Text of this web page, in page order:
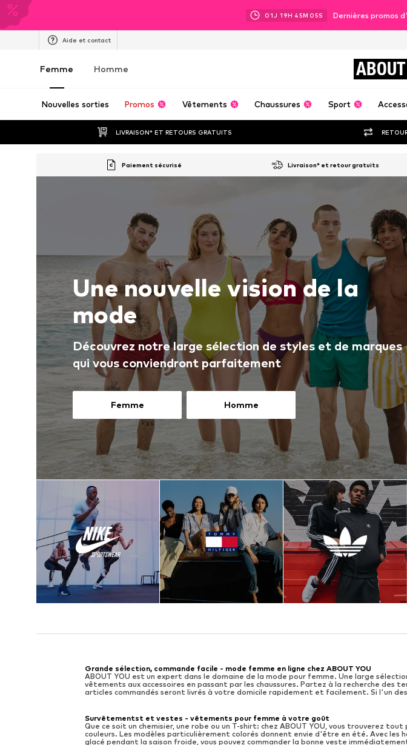
01J 19H 45M 04S Dernières promos
Aide et contact
Femme Homme ABOUT
Nouvelles sorties Promos Vêtements Chaussures Sport
LIVRAISON* ET RETOURS GRATUITS
Paiement sécurisé Livraison* et retour gratuits
Une nouvelle vision de la
mode
Découvrez notre large sélection de styles et de marques
qui vous conviendront parfaitement
Femme Homme
Grande sélection, commande facile - mode femme en ligne chez ABOUT YOU
ABOUT YOU est un expert dans le domaine de la mode pour femme. Une large
vêtements aux accessoires en passant par les chaussures. Partez à la recherche des
articles commandés seront livrés à votre domicile rapidement et facilement. Si l'un
Survêtementst et vestes - vêtements pour femme à votre goût
Que ce soit un chemisier, une robe ou un T-shirt: chez ABOUT YOU, vous trouverez
couleurs. Les modèles particulièrement colorés donnent envie d'être en été. Avec
glacé pendant la saison froide, vous pouvez commander la bonne veste